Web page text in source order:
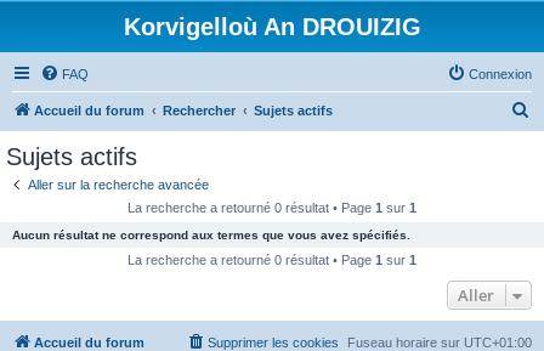
Korvigelloù An DROUIZIG
FAQ Connexion
Accueil du forum Rechercher Sujets actifs
c
e
Sujets actifs
Aller sur la recherche avancée
La recherche a retourné 0 résultat • Page 1 sur 1
Aucun résultat ne correspond aux termes que vous avez spécifiés.
La recherche a retourné 0 résultat • Page 1 sur 1
Aller
Accueil du forum Fuseau horaire sur UTC+01:00
Supprimer les cookies